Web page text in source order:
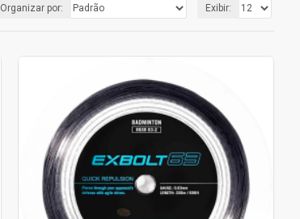
Organizar por: Exibir: